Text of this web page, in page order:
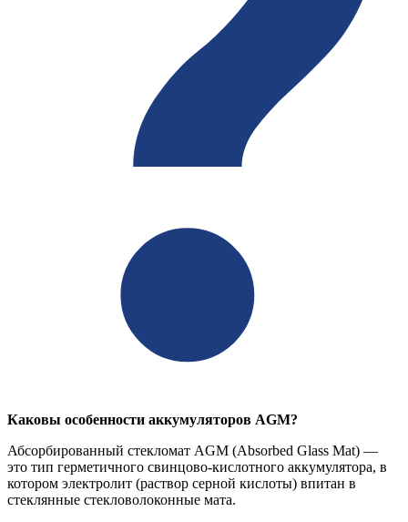
Каковы особенности аккумуляторов AGM?
Абсорбированный стекломат AGM (Absorbed Glass Mat) —
это тип герметичного свинцово-кислотного аккумулятора, в
котором электролит (раствор серной кислоты) впитан в
стеклянные стекловолоконные мата.